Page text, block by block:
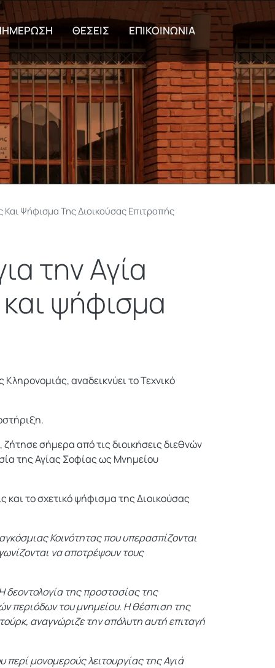
ΘΕΣΕΙΣ ΕΠΙΚΟΙΝΩΝΙΑ
Και Ψήφισμα Της Διοικούσας Επιτροπής
την Αγία
ψήφισμα
αναδεικνύει το Τεχνικό
σήμερα από τις διοικήσεις διεθνών
της Αγίας Σοφίας ως Μνημείου
και το σχετικό ψήφισμα της Διοικούσας
Κοινότητας που υπερασπίζονται
να αποτρέψουν τους
δεοντολογία της προστασίας της
περιόδων του μνημείου. Η θέσπιση της
αναγνώριζε την απόλυτη αυτή επιταγή
μονομερούς λειτουργίας της Αγιά